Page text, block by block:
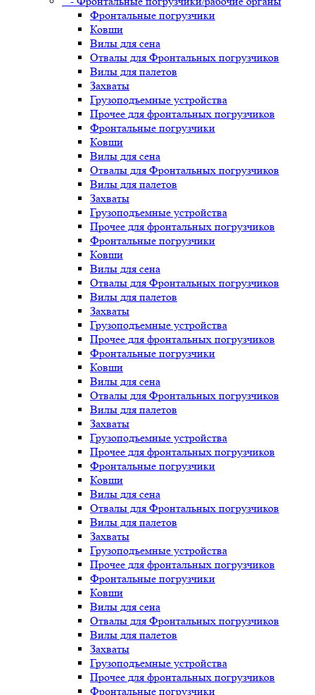
Фронтальные погрузчики
Ковши
Вилы для сена
Отвалы для Фронтальных погрузчиков
Вилы для палетов
Захваты
Грузоподъемные устройства
Прочее для фронтальных погрузчиков
Фронтальные погрузчики
Ковши
Вилы для сена
Отвалы для Фронтальных погрузчиков
Вилы для палетов
Захваты
Грузоподъемные устройства
Прочее для фронтальных погрузчиков
Фронтальные погрузчики
Ковши
Вилы для сена
Отвалы для Фронтальных погрузчиков
Вилы для палетов
Захваты
Грузоподъемные устройства
Прочее для фронтальных погрузчиков
Фронтальные погрузчики
Ковши
Вилы для сена
Отвалы для Фронтальных погрузчиков
Вилы для палетов
Захваты
Грузоподъемные устройства
Прочее для фронтальных погрузчиков
Фронтальные погрузчики
Ковши
Вилы для сена
Отвалы для Фронтальных погрузчиков
Вилы для палетов
Захваты
Грузоподъемные устройства
Прочее для фронтальных погрузчиков
Фронтальные погрузчики
Ковши
Вилы для сена
Отвалы для Фронтальных погрузчиков
Вилы для палетов
Захваты
Грузоподъемные устройства
Прочее для фронтальных погрузчиков
Фронтальные погрузчики